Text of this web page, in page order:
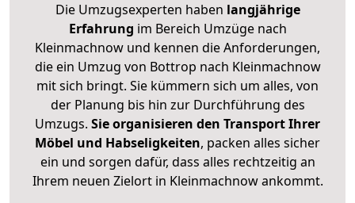
Die Umzugsexperten haben langjährige
Erfahrung im Bereich Umzüge nach
Kleinmachnow und kennen die Anforderungen,
die ein Umzug von Bottrop nach Kleinmachnow
mit sich bringt. Sie kümmern sich um alles, von
der Planung bis hin zur Durchführung des
Umzugs. Sie organisieren den Transport Ihrer
Möbel und Habseligkeiten, packen alles sicher
ein und sorgen dafür, dass alles rechtzeitig an
Ihrem neuen Zielort in Kleinmachnow ankommt.